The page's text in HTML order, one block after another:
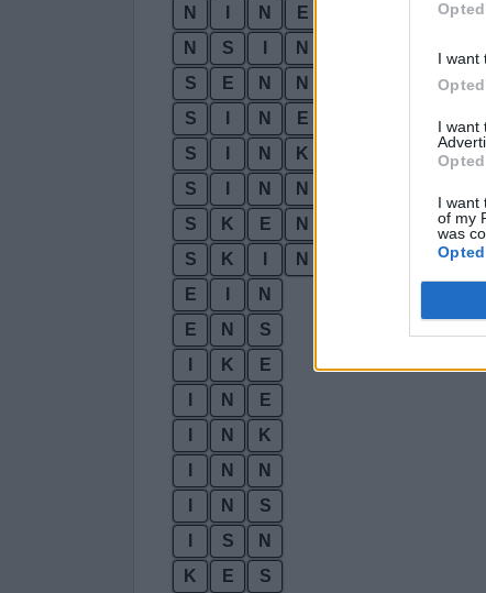
I want
I want
I want
of my
was
N
N
E
N
S
N
S
E N
N
S
N
E
S
N
K
S
N
N
S
K E
N
S
K
N
E
N
E
N
S
K
E
N
E
N
K
N
N
N
S
S
N
K
E
S